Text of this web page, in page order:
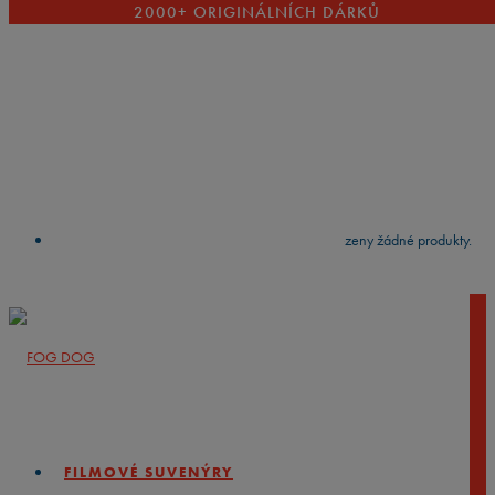
2000+ ORIGINÁLNÍCH DÁRKŮ
FILMOVÉ SUVENÝRY
press Nebyly nalezeny žádné produkty.